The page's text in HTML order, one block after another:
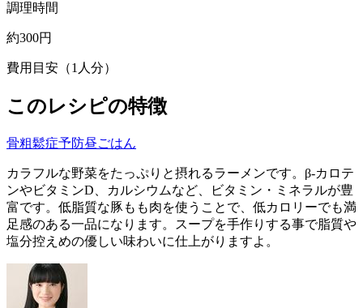
調理時間
約300円
費用目安（1人分）
このレシピの特徴
骨粗鬆症予防昼ごはん
カラフルな野菜をたっぷりと摂れるラーメンです。β-カロテ
ンやビタミンD、カルシウムなど、ビタミン・ミネラルが豊
富です。低脂質な豚もも肉を使うことで、低カロリーでも満
足感のある一品になります。スープを手作りする事で脂質や
塩分控えめの優しい味わいに仕上がりますよ。